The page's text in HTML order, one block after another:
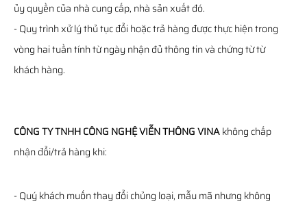
ủy quyền của nhà cung cấp, nhà sản xuất đó.
- Quy trình xử lý thủ tục đổi hoặc trả hàng được thực hiện trong
vòng hai tuần tính từ ngày nhận đủ thông tin và chứng từ từ
khách hàng.
CÔNG TY TNHH CÔNG NGHỆ VIỄN THÔNG VINAkhông chấp
nhận đổi/trả hàng khi:
- Quý khách muốn thay đổi chủng loại, mẫu mã nhưng không